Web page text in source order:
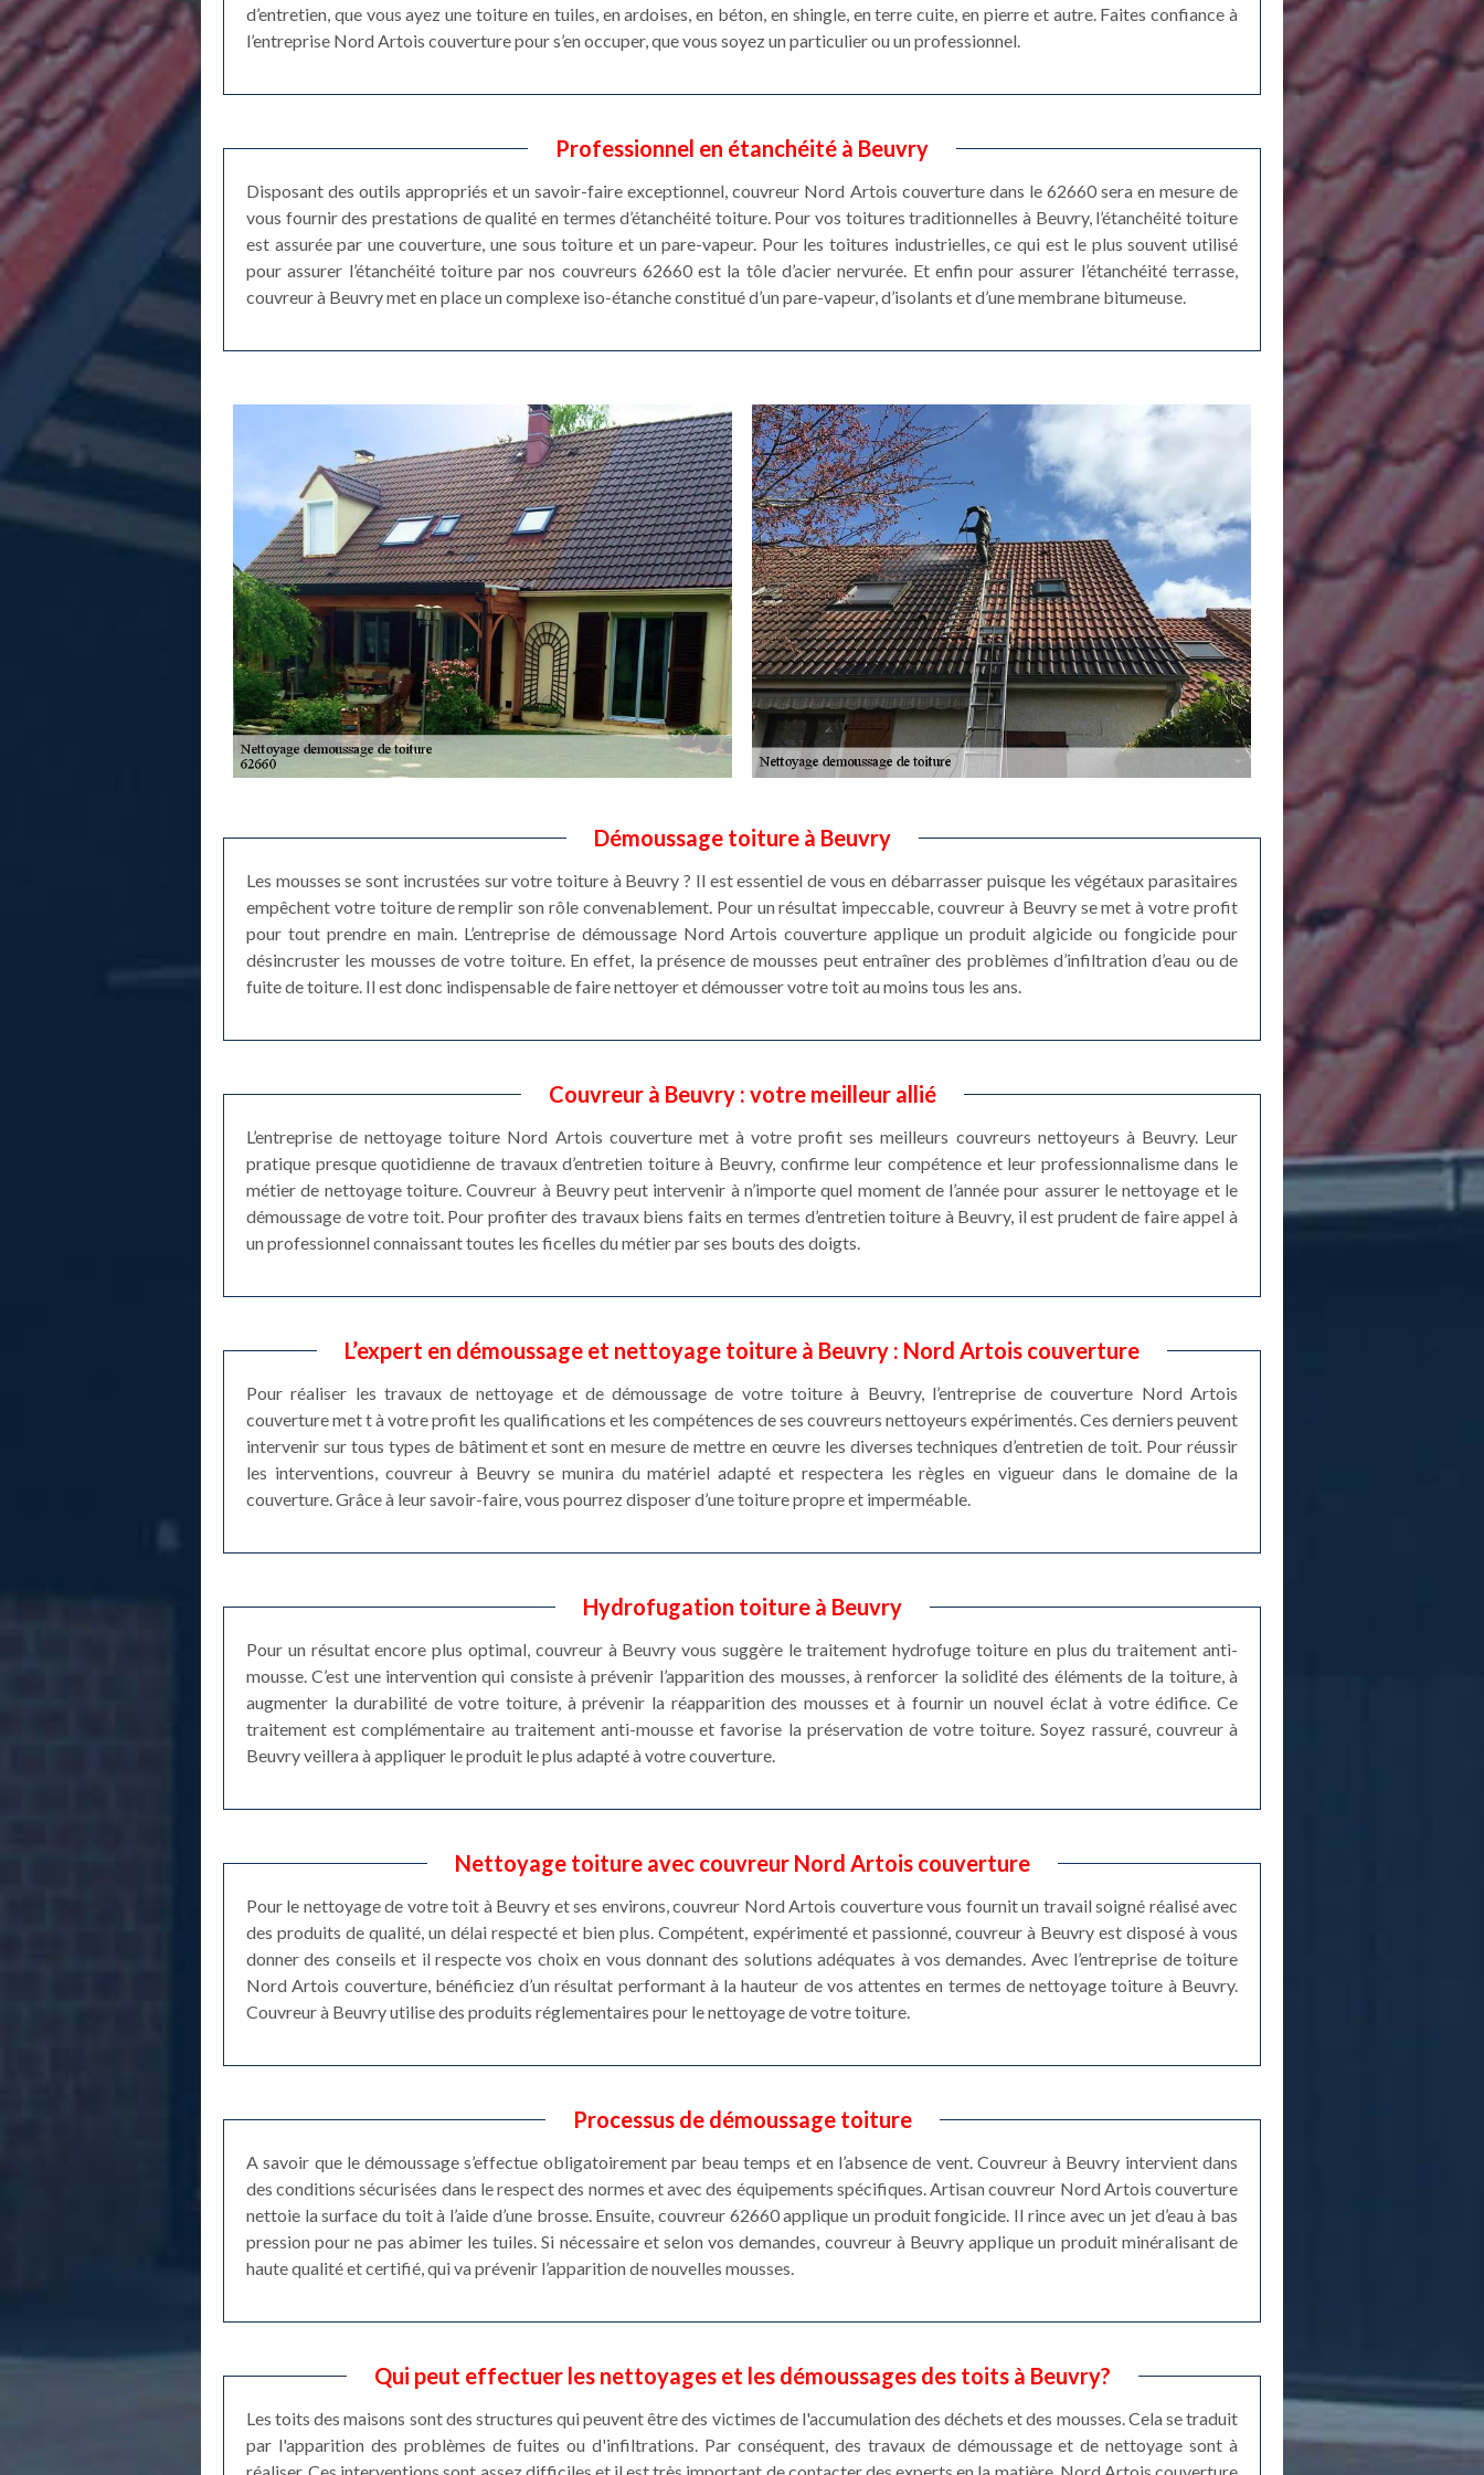
d’entretien, que vous ayez une toiture en tuiles, en ardoises, en béton, en shingle, en terre cuite, en pierre et autre. Faites confiance à
l’entreprise Nord Artois couverture pour s’en occuper, que vous soyez un particulier ou un professionnel.
Professionnel en étanchéité à Beuvry
Disposant des outils appropriés et un savoir-faire exceptionnel, couvreur Nord Artois couverture dans le 62660 sera en mesure de
vous fournir des prestations de qualité en termes d’étanchéité toiture. Pour vos toitures traditionnelles à Beuvry, l’étanchéité toiture
est assurée par une couverture, une sous toiture et un pare-vapeur. Pour les toitures industrielles, ce qui est le plus souvent utilisé
pour assurer l’étanchéité toiture par nos couvreurs 62660 est la tôle d’acier nervurée. Et enfin pour assurer l’étanchéité terrasse,
couvreur à Beuvry met en place un complexe iso-étanche constitué d’un pare-vapeur, d’isolants et d’une membrane bitumeuse.
Démoussage toiture à Beuvry
Les mousses se sont incrustées sur votre toiture à Beuvry ? Il est essentiel de vous en débarrasser puisque les végétaux parasitaires
empêchent votre toiture de remplir son rôle convenablement. Pour un résultat impeccable, couvreur à Beuvry se met à votre profit
pour tout prendre en main. L’entreprise de démoussage Nord Artois couverture applique un produit algicide ou fongicide pour
désincruster les mousses de votre toiture. En effet, la présence de mousses peut entraîner des problèmes d’infiltration d’eau ou de
fuite de toiture. Il est donc indispensable de faire nettoyer et démousser votre toit au moins tous les ans.
Couvreur à Beuvry : votre meilleur allié
L’entreprise de nettoyage toiture Nord Artois couverture met à votre profit ses meilleurs couvreurs nettoyeurs à Beuvry. Leur
pratique presque quotidienne de travaux d’entretien toiture à Beuvry, confirme leur compétence et leur professionnalisme dans le
métier de nettoyage toiture. Couvreur à Beuvry peut intervenir à n’importe quel moment de l’année pour assurer le nettoyage et le
démoussage de votre toit. Pour profiter des travaux biens faits en termes d’entretien toiture à Beuvry, il est prudent de faire appel à
un professionnel connaissant toutes les ficelles du métier par ses bouts des doigts.
L’expert en démoussage et nettoyage toiture à Beuvry : Nord Artois couverture
Pour réaliser les travaux de nettoyage et de démoussage de votre toiture à Beuvry, l’entreprise de couverture Nord Artois
couverture met t à votre profit les qualifications et les compétences de ses couvreurs nettoyeurs expérimentés. Ces derniers peuvent
intervenir sur tous types de bâtiment et sont en mesure de mettre en œuvre les diverses techniques d’entretien de toit. Pour réussir
les interventions, couvreur à Beuvry se munira du matériel adapté et respectera les règles en vigueur dans le domaine de la
couverture. Grâce à leur savoir-faire, vous pourrez disposer d’une toiture propre et imperméable.
Hydrofugation toiture à Beuvry
Pour un résultat encore plus optimal, couvreur à Beuvry vous suggère le traitement hydrofuge toiture en plus du traitement anti-
mousse. C’est une intervention qui consiste à prévenir l’apparition des mousses, à renforcer la solidité des éléments de la toiture, à
augmenter la durabilité de votre toiture, à prévenir la réapparition des mousses et à fournir un nouvel éclat à votre édifice. Ce
traitement est complémentaire au traitement anti-mousse et favorise la préservation de votre toiture. Soyez rassuré, couvreur à
Beuvry veillera à appliquer le produit le plus adapté à votre couverture.
Nettoyage toiture avec couvreur Nord Artois couverture
Pour le nettoyage de votre toit à Beuvry et ses environs, couvreur Nord Artois couverture vous fournit un travail soigné réalisé avec
des produits de qualité, un délai respecté et bien plus. Compétent, expérimenté et passionné, couvreur à Beuvry est disposé à vous
donner des conseils et il respecte vos choix en vous donnant des solutions adéquates à vos demandes. Avec l’entreprise de toiture
Nord Artois couverture, bénéficiez d’un résultat performant à la hauteur de vos attentes en termes de nettoyage toiture à Beuvry.
Couvreur à Beuvry utilise des produits réglementaires pour le nettoyage de votre toiture.
Processus de démoussage toiture
A savoir que le démoussage s’effectue obligatoirement par beau temps et en l’absence de vent. Couvreur à Beuvry intervient dans
des conditions sécurisées dans le respect des normes et avec des équipements spécifiques. Artisan couvreur Nord Artois couverture
nettoie la surface du toit à l’aide d’une brosse. Ensuite, couvreur 62660 applique un produit fongicide. Il rince avec un jet d’eau à bas
pression pour ne pas abimer les tuiles. Si nécessaire et selon vos demandes, couvreur à Beuvry applique un produit minéralisant de
haute qualité et certifié, qui va prévenir l’apparition de nouvelles mousses.
Qui peut effectuer les nettoyages et les démoussages des toits à Beuvry?
Les toits des maisons sont des structures qui peuvent être des victimes de l'accumulation des déchets et des mousses. Cela se traduit
par l'apparition des problèmes de fuites ou d'infiltrations. Par conséquent, des travaux de démoussage et de nettoyage sont à